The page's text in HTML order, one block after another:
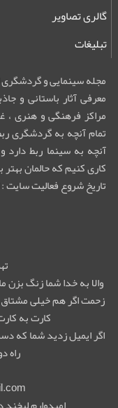
گالری تصاویر
تبلیغات
مجله سینمایی و
معرفی آثار باستانی و
مراکز فرهنگی و هنری
تمام آنچه به گردشگری
آنچه به سینما ربط دارد
کاری کنیم که حالمان
تاریخ شروع فعالیت سایت :
والا به خدا شما زنگ
زحمت اگر هم خیلی
کارت به
اگر ایمیل زدید شما که
راه